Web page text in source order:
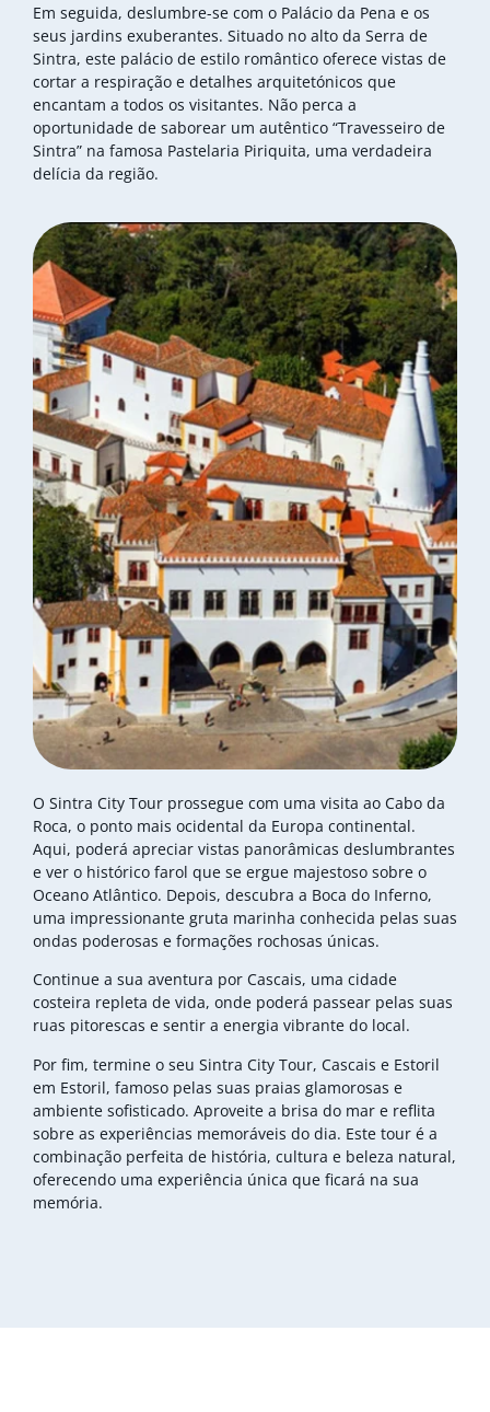
Em seguida, deslumbre-se com o Palácio da Pena e os
seus jardins exuberantes. Situado no alto da Serra de
Sintra, este palácio de estilo romântico oferece vistas de
cortar a respiração e detalhes arquitetónicos que
encantam a todos os visitantes. Não perca a
oportunidade de saborear um autêntico “Travesseiro de
Sintra” na famosa Pastelaria Piriquita, uma verdadeira
delícia da região.
O Sintra City Tour prossegue com uma visita ao Cabo da
Roca, o ponto mais ocidental da Europa continental.
Aqui, poderá apreciar vistas panorâmicas deslumbrantes
e ver o histórico farol que se ergue majestoso sobre o
Oceano Atlântico. Depois, descubra a Boca do Inferno,
uma impressionante gruta marinha conhecida pelas suas
ondas poderosas e formações rochosas únicas.
Continue a sua aventura por Cascais, uma cidade
costeira repleta de vida, onde poderá passear pelas suas
ruas pitorescas e sentir a energia vibrante do local.
Por fim, termine o seu Sintra City Tour, Cascais e Estoril
em Estoril, famoso pelas suas praias glamorosas e
ambiente sofisticado. Aproveite a brisa do mar e reflita
sobre as experiências memoráveis do dia. Este tour é a
combinação perfeita de história, cultura e beleza natural,
oferecendo uma experiência única que ficará na sua
memória.